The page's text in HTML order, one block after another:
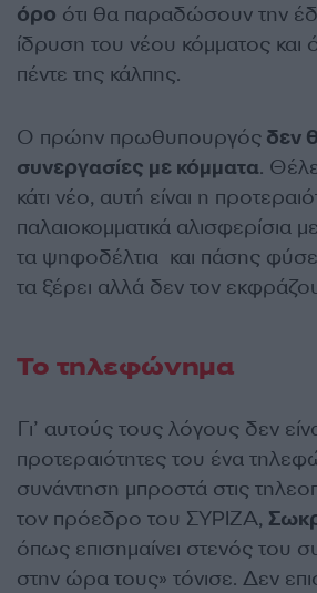
όρο ότι θα παραδώσουν την
ίδρυση του νέου κόμματος και
πέντε της κάλπης.
Ο πρώην πρωθυπουργός δεν
συνεργασίες με κόμματα.
κάτι νέο, αυτή είναι η
παλαιοκομματικά αλισφερίσια
τα ψηφοδέλτια και πάσης
τα ξέρει αλλά δεν τον
Το τηλεφώνημα
Γι’ αυτούς τους λόγους δεν
προτεραιότητες του ένα
συνάντηση μπροστά στις
τον πρόεδρο του ΣΥΡΙΖΑ,
όπως επισημαίνει στενός του
στην ώρα τους» τόνισε. Δεν